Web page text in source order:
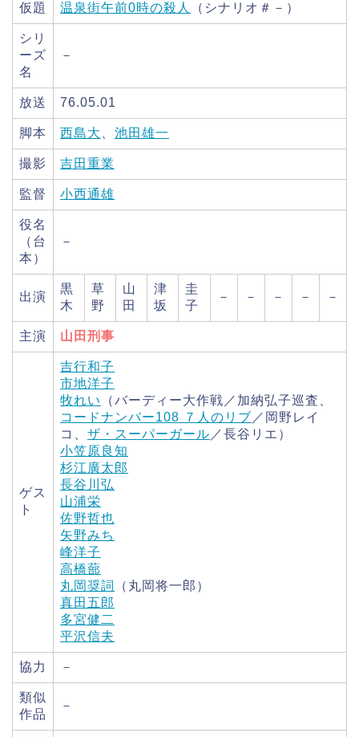
仮題 温泉街午前0時の殺人 （シナリオ＃－）
シリ
ーズ
名
－
放送 76.05.01
脚本 西島大 池田雄一
撮影 吉田重業
監督 小西通雄
役名
（台
本）
－
出演
黒
木
草
野
山
田
津
坂
圭
子
－ － － － －
主演 山田刑事
ゲス
ト
吉行和子
市地洋子
牧れい
（バーディー大作戦／加納弘子巡査、
コードナンバー108 ７人のリブ ／岡野レイ
コ、 ザ・スーパーガール ／長谷リエ）
小笠原良知
杉江廣太郎
長谷川弘
山浦栄
佐野哲也
矢野みち
峰洋子
高橋蔀
丸岡奨詞
（丸岡将一郎）
真田五郎
多宮健二
平沢信夫
協力 －
類似
作品
－